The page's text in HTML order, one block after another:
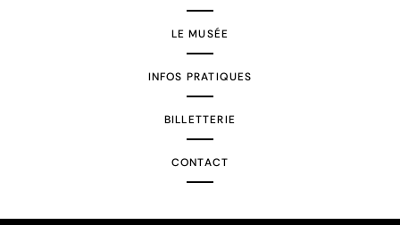
LE MUSÉE
INFOS PRATIQUES
BILLETTERIE
CONTACT